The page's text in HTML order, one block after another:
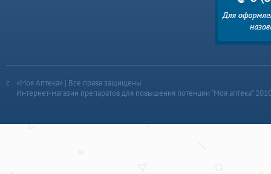
«Моя Аптека» | Все права защищены
Интернет-магазин препаратов для повышения потенции “Моя аптека”